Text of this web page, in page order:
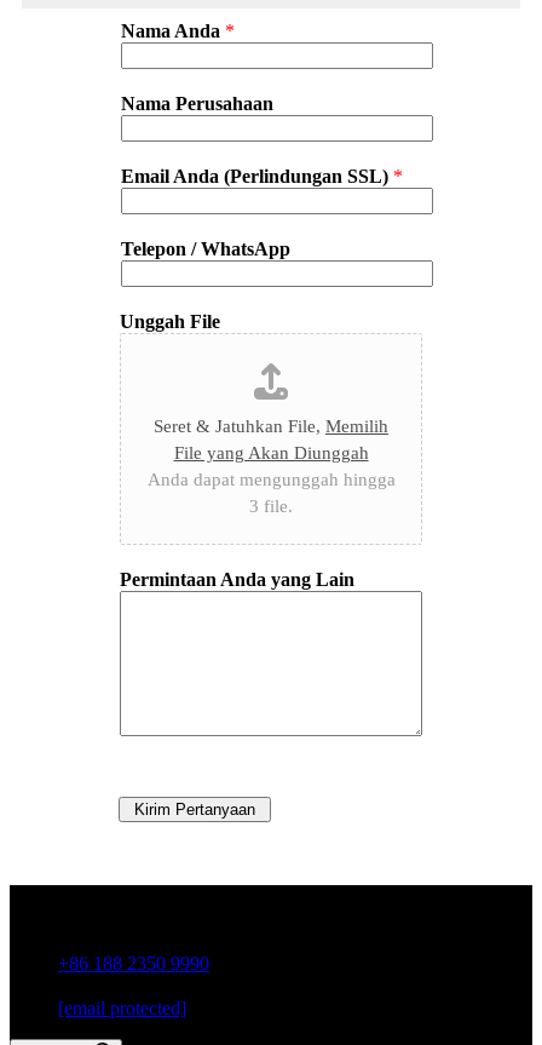
Nama Anda *
Nama Perusahaan
Email Anda (Perlindungan SSL) *
Telepon / WhatsApp
Unggah File
Seret & Jatuhkan File, Memilih
File yang Akan Diunggah
Anda dapat mengunggah hingga
3 file.
Permintaan Anda yang Lain
Kirim Pertanyaan
+86 188 2350 9990
[email protected]